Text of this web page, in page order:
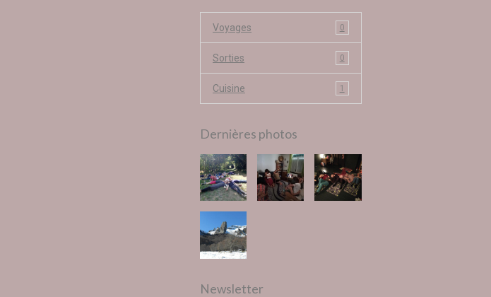
Voyages 0
Sorties 0
Cuisine 1
Dernières photos
Newsletter